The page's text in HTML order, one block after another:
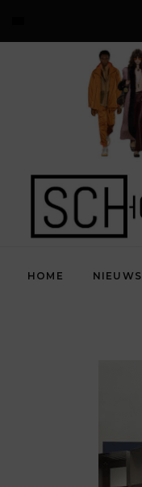
HOME NIEUWS